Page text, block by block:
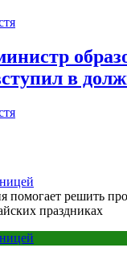
в
помогает решить
праздниках